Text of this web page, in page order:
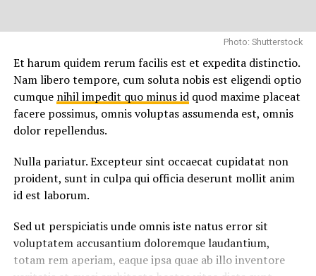
Photo: Shutterstock
Et harum quidem rerum facilis est et expedita distinctio.
Nam libero tempore, cum soluta nobis est eligendi optio
cumque nihil impedit quo minus idquod maxime placeat
facere possimus, omnis voluptas assumenda est, omnis
dolor repellendus.
Nulla pariatur. Excepteur sint occaecat cupidatat non
proident, sunt in culpa qui officia deserunt mollit anim
id est laborum.
Sed ut perspiciatis unde omnis iste natus error sit
voluptatem accusantium doloremque laudantium,
totam rem aperiam, eaque ipsa quae ab illo inventore